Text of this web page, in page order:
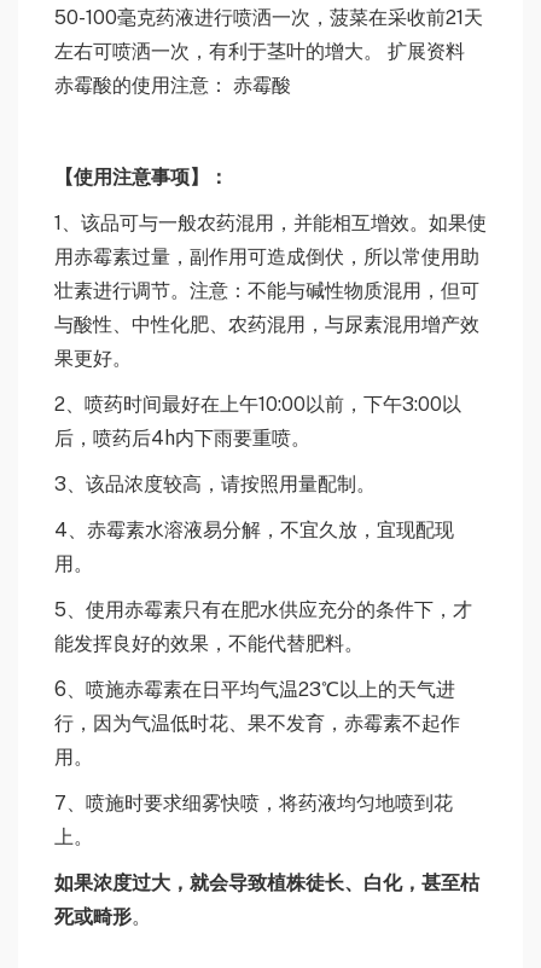
50-100毫克药液进行喷洒一次，菠菜在采收前21天
左右可喷洒一次，有利于茎叶的增大。 扩展资料
赤霉酸的使用注意： 赤霉酸
【使用注意事项】：
1、该品可与一般农药混用，并能相互增效。如果使
用赤霉素过量，副作用可造成倒伏，所以常使用助
壮素进行调节。注意：不能与碱性物质混用，但可
与酸性、中性化肥、农药混用，与尿素混用增产效
果更好。
2、喷药时间最好在上午10:00以前，下午3:00以
后，喷药后4h内下雨要重喷。
3、该品浓度较高，请按照用量配制。
4、赤霉素水溶液易分解，不宜久放，宜现配现
用。
5、使用赤霉素只有在肥水供应充分的条件下，才
能发挥良好的效果，不能代替肥料。
6、喷施赤霉素在日平均气温23℃以上的天气进
行，因为气温低时花、果不发育，赤霉素不起作
用。
7、喷施时要求细雾快喷，将药液均匀地喷到花
上。
如果浓度过大，就会导致植株徒长、白化，甚至枯
死或畸形。